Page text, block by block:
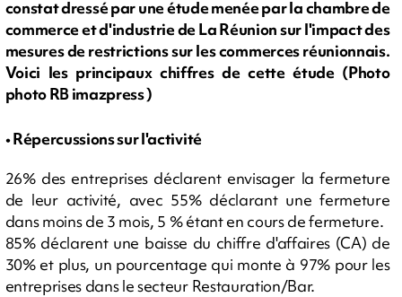
constat dressé par une étude menée par la chambre de
commerce et d'industrie de La Réunion sur l'impact des
mesures de restrictions sur les commerces réunionnais.
Voici les principaux chiffres de cette étude (Photo
photo RB imazpress )
• Répercussions sur l'activité
26% des entreprises déclarent envisager la fermeture
de leur activité, avec 55% déclarant une fermeture
dans moins de 3 mois, 5 % étant en cours de fermeture.
85% déclarent une baisse du chiffre d'affaires (CA) de
30% et plus, un pourcentage qui monte à 97% pour les
entreprises dans le secteur Restauration/Bar.